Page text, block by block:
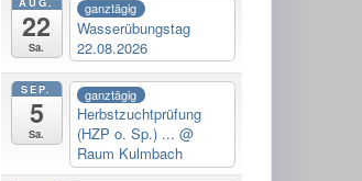
22
Sa.
ganztägig
Wasserübungstag
22.08.2026
SEP.
5
Sa.
ganztägig
Herbstzuchtprüfung
(HZP o. Sp.) ... @
Raum Kulmbach